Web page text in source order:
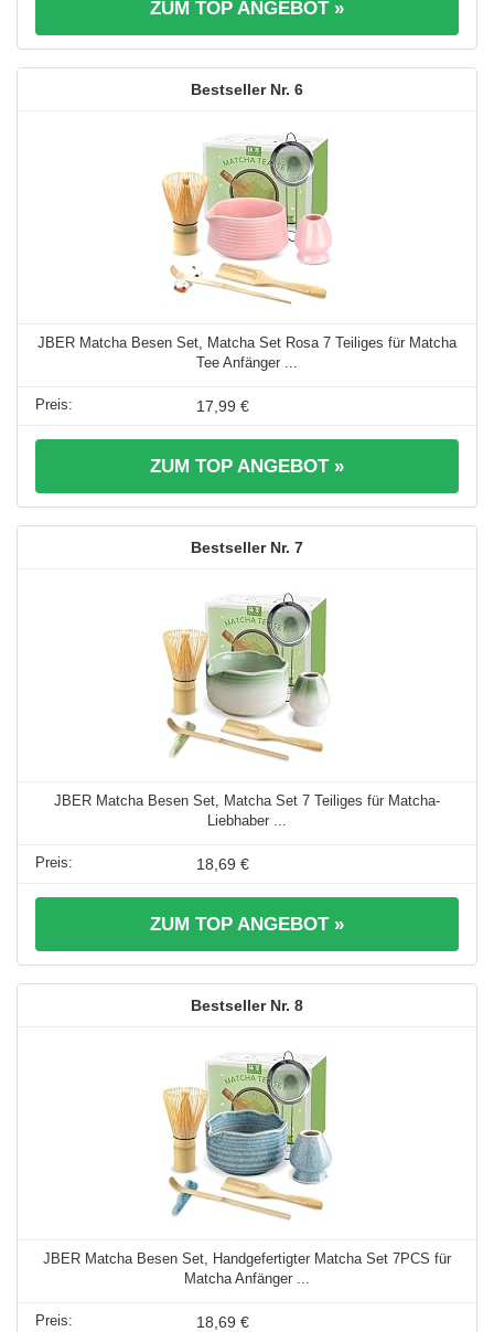
ZUM TOP ANGEBOT »
6
JBER Matcha Besen Set, Matcha Set Rosa 7 Teiliges für Matcha
Tee Anfänger ...
17,99 €
ZUM TOP ANGEBOT »
7
JBER Matcha Besen Set, Matcha Set 7 Teiliges für Matcha-
Liebhaber ...
18,69 €
ZUM TOP ANGEBOT »
8
JBER Matcha Besen Set, Handgefertigter Matcha Set 7PCS für
Matcha Anfänger ...
18,69 €